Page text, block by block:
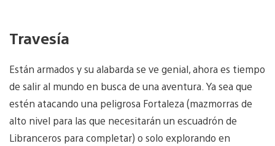
Travesía
Están armados y su alabarda se ve genial, ahora es tiempo
de salir al mundo en busca de una aventura. Ya sea que
estén atacando una peligrosa Fortaleza (mazmorras de
alto nivel para las que necesitarán un escuadrón de
Libranceros para completar) o solo explorando en